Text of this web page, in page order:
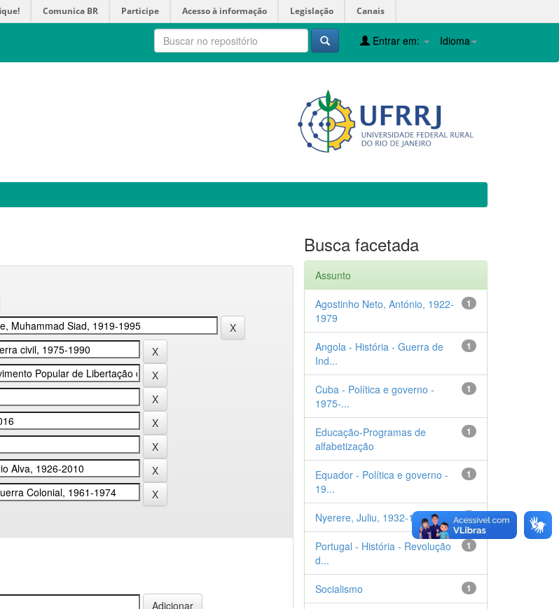
Comunica BR Participe Acesso à informação Legislação Canais
Idioma
Entrar em:
Busca facetada
Assunto
1
Agostinho Neto, António, 1922-
1979
1
Angola - História - Guerra de
Ind...
1
Cuba - Política e governo -
1975-...
1
Educação-Programas de
alfabetização
1
Equador - Política e governo -
19...
1
Nyerere, Juliu, 1932-1999
1
Portugal - História - Revolução
d...
1
Socialismo